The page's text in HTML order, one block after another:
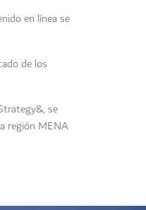
en línea se
de los
se
región MENA